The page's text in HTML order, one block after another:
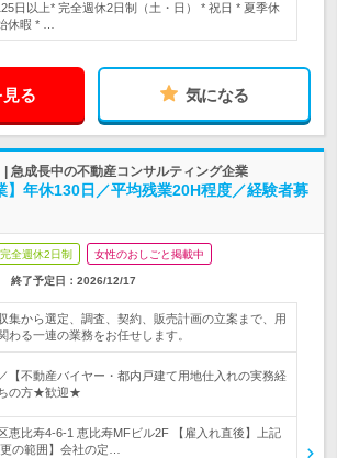
日以上* 完全週休2日制（土・日） * 祝日 * 夏季休
休暇 * …
る 気になる
急成長中の不動産コンサルティング企業
】年休130日／平均残業20H程度／経験者募
完全週休2日制 女性のおしごと掲載中
終了予定日： 2026/12/17
集から選定、調査、契約、販売計画の立案まで、用
わる一連の業務をお任せします。
【不動産バイヤー・都内戸建て用地仕入れの実務経
の方★歓迎★
恵比寿4-6-1 恵比寿MFビル2F 【雇入れ直後】上記
の範囲】会社の定…